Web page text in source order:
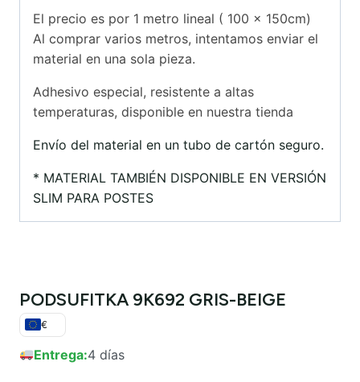
El precio es por 1 metro lineal ( 100 x 150cm)
Al comprar varios metros, intentamos enviar el
material en una sola pieza.
Adhesivo especial, resistente a altas
temperaturas, disponible en nuestra tienda
Envío del material en un tubo de cartón seguro.
* MATERIAL TAMBIÉN DISPONIBLE EN VERSIÓN
SLIM PARA POSTES
PODSUFITKA 9K692 GRIS-BEIGE
€
Entrega:4 días